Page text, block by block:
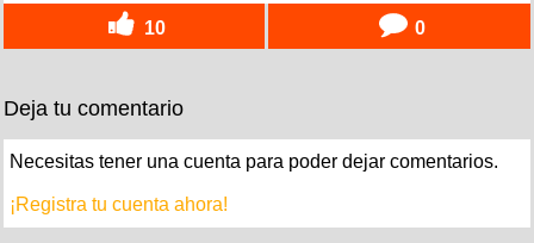
10 0
Deja tu comentario
Necesitas tener una cuenta para poder dejar comentarios.
¡Registra tu cuenta ahora!